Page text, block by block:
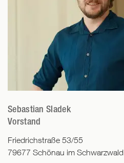
Sebastian Sladek
Vorstand
Friedrichstraße 53/55
79677 Schönau im Schwarzwald